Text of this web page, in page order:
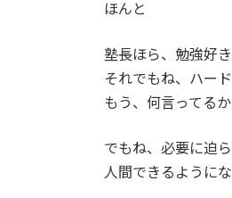
ほんと
塾長ほら、勉強好
それでもね、ハー
もう、何言ってる
でもね、必要に迫
人間できるように